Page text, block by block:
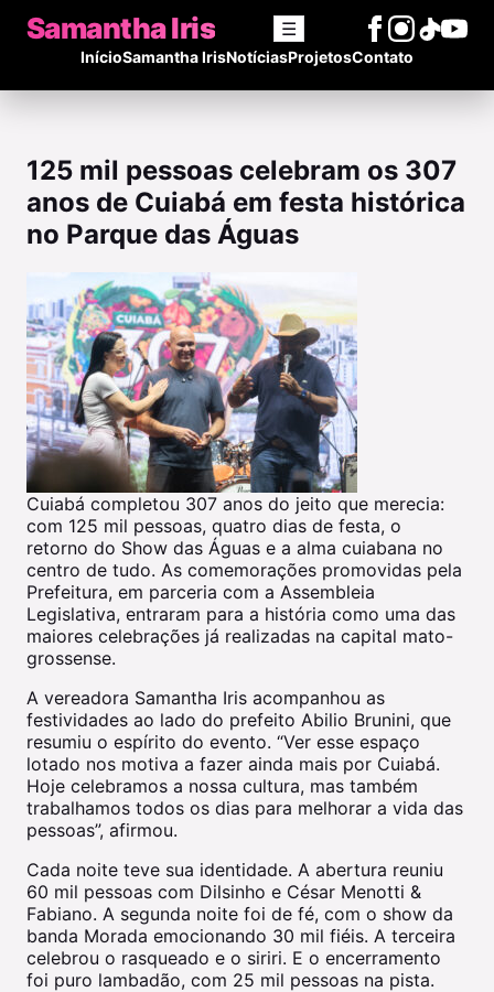
Samantha Iris ☰
InícioSamantha IrisNotíciasProjetosContato
125 mil pessoas celebram os 307
anos de Cuiabá em festa histórica
no Parque das Águas
Cuiabá completou 307 anos do jeito que merecia:
com 125 mil pessoas, quatro dias de festa, o
retorno do Show das Águas e a alma cuiabana no
centro de tudo. As comemorações promovidas pela
Prefeitura, em parceria com a Assembleia
Legislativa, entraram para a história como uma das
maiores celebrações já realizadas na capital mato-
grossense.
A vereadora Samantha Iris acompanhou as
festividades ao lado do prefeito Abilio Brunini, que
resumiu o espírito do evento. “Ver esse espaço
lotado nos motiva a fazer ainda mais por Cuiabá.
Hoje celebramos a nossa cultura, mas também
trabalhamos todos os dias para melhorar a vida das
pessoas”, afirmou.
Cada noite teve sua identidade. A abertura reuniu
60 mil pessoas com Dilsinho e César Menotti &
Fabiano. A segunda noite foi de fé, com o show da
banda Morada emocionando 30 mil fiéis. A terceira
celebrou o rasqueado e o siriri. E o encerramento
foi puro lambadão, com 25 mil pessoas na pista.